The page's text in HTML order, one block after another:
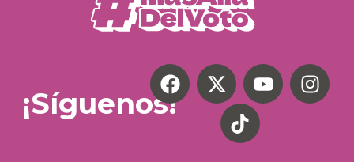
¡Síguenos!